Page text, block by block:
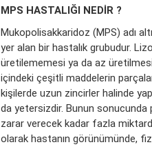
MPS HASTALIĞI NEDİR ?
Mukopolisakkaridoz (MPS) adı
yer alan bir hastalık grubudur.
üretilememesi ya da az
içindeki çeşitli maddelerin
kişilerde uzun zincirler halinde
da yetersizdir. Bunun
zarar verecek kadar fazla
olarak hastanın görünümünde,